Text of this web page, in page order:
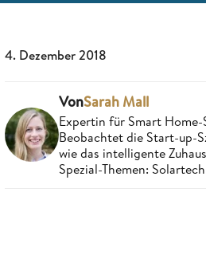
4. Dezember 2018
VonSarah Mall
Expertin für Smart
Beobachtet die Start-up-
wie das intelligente
Spezial-Themen: